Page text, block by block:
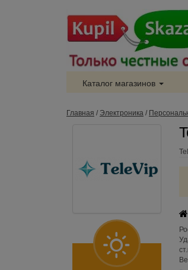
Каталог магазинов
Главная / Электроника /